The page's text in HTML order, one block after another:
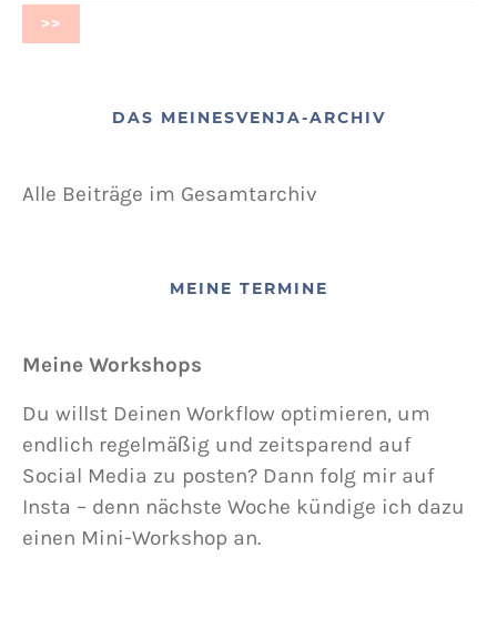
DAS MEINESVENJA-ARCHIV
Alle Beiträge im Gesamtarchiv
MEINE TERMINE
Meine Workshops
Du willst Deinen Workflow optimieren, um
endlich regelmäßig und zeitsparend auf
Social Media zu posten? Dann folg mir auf
Insta – denn nächste Woche kündige ich dazu
einen Mini-Workshop an.